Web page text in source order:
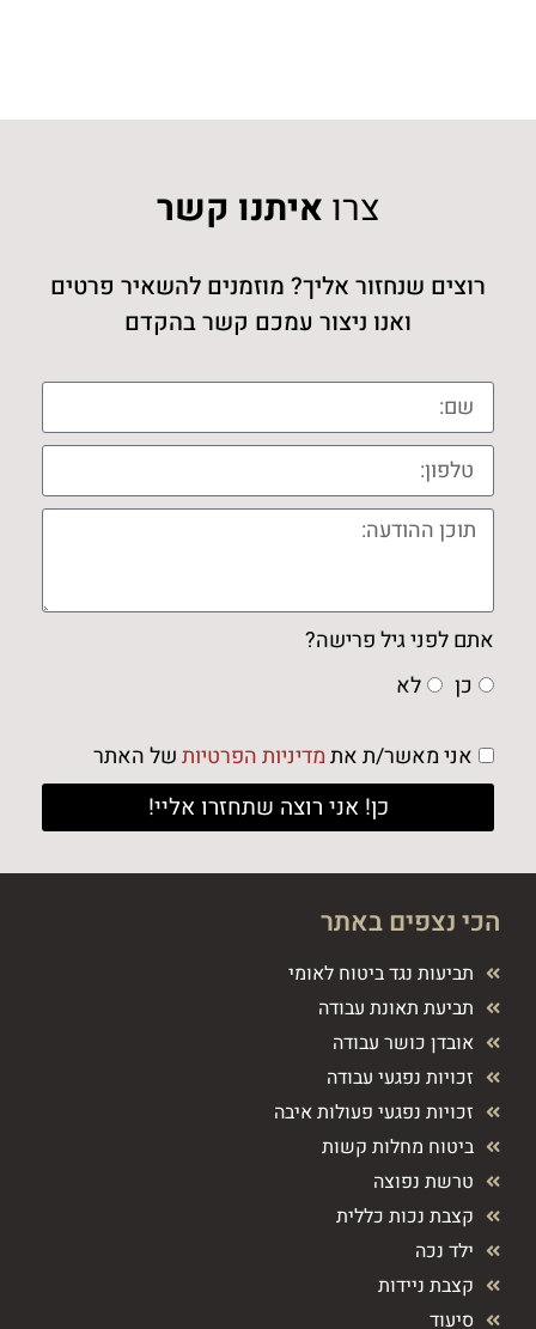
צרו איתנו קשר
רוצים שנחזור אליך? מוזמנים להשאיר פרטים
ואנו ניצור עמכם קשר בהקדם
אתם לפני גיל פרישה?
כן
לא
אני מאשר/ת אתמדיניות הפרטיותשל האתר
כן! אני רוצה שתחזרו אליי!
הכי נצפים באתר
תביעות נגד ביטוח לאומי
תביעת תאונת עבודה
אובדן כושר עבודה
זכויות נפגעי עבודה
זכויות נפגעי פעולות איבה
ביטוח מחלות קשות
טרשת נפוצה
קצבת נכות כללית
ילד נכה
קצבת ניידות
סיעוד